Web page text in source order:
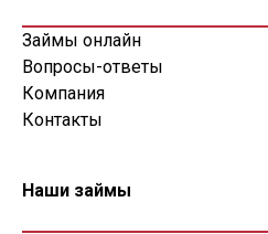
Займы онлайн
Вопросы-ответы
Компания
Контакты
Наши займы